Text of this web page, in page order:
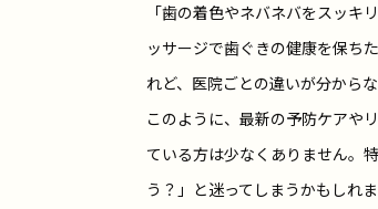
「歯の着色やネバネバをスッキ
ッサージで歯ぐきの健康を保ち
れど、医院ごとの違いが分から
このように、最新の予防ケアや
ている方は少なくありません。
う？」と迷ってしまうかもしれま